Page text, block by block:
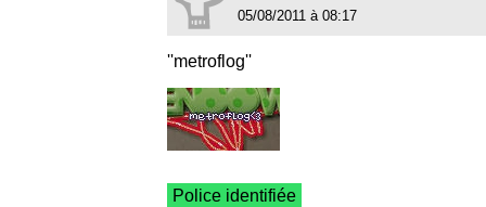
05/08/2011 à 08:17
''metroflog''
Police identifiée